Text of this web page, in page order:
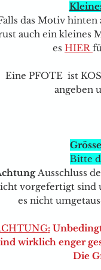
das Motiv
auch ein kleines
es HIER
Eine PFOTE ist
angeben
Bitte
Ausschluss
vorgefertigt sind
es nicht
:
wirklich enger
Die